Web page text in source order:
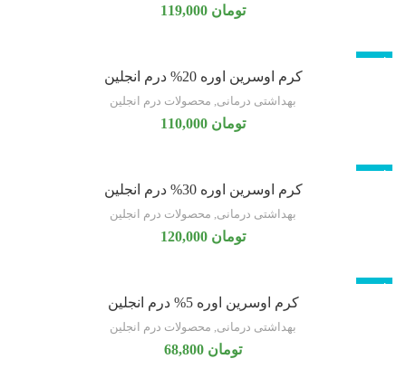
تومان
ناموجود
کرم اوسرین اوره 20% درم انجلین
بهداشتی درمانی, محصولات درم انجلین
تومان
ناموجود
کرم اوسرین اوره 30% درم انجلین
بهداشتی درمانی, محصولات درم انجلین
تومان
ناموجود
کرم اوسرین اوره 5% درم انجلین
بهداشتی درمانی, محصولات درم انجلین
تومان